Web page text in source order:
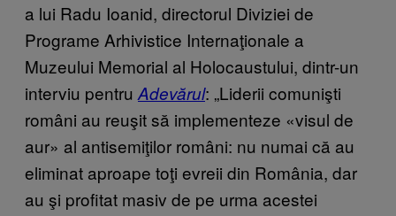
a lui Radu Ioanid, directorul Diviziei de
Programe Arhivistice Internaţionale a
Muzeului Memorial al Holocaustului, dintr-un
interviu pentru Adevărul: „Liderii comunişti
români au reuşit să implementeze «visul de
aur» al antisemiţilor români: nu numai că au
eliminat aproape toţi evreii din România, dar
au şi profitat masiv de pe urma acestei